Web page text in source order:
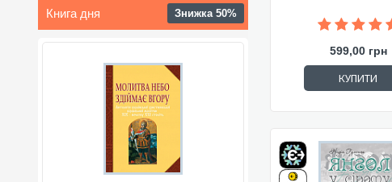
Книга дня Знижка 50%
599,00 грн
КУПИТИ